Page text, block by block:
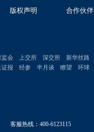
版权声明 合作伙伴
监会 上交所 深交所 新华丝路
证报 经参 半月谈 瞭望 环球
客服热线：400-6123115